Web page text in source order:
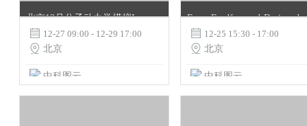
北京12月分子动力学模拟LAMMPS初级培训班
 12-27 09:00 - 12-29 17:00
 北京
中科图云
From Feedforward-
 12-25 15:30 - 17:00
 北京
中科图云